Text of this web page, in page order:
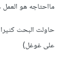
مااحتاجه هو
حاولت البحث
على غوغل)